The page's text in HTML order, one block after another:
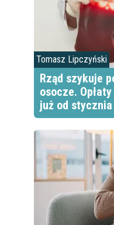
Tomasz Lipczyński
Rząd szykuje
osocze.
już od stycznia